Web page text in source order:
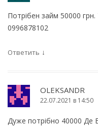
Потрібен займ 50000
0996878102
Ответить ↓
OLEKSANDR
22.07.2021 в 14:50
Дуже потрібно 40000 Де